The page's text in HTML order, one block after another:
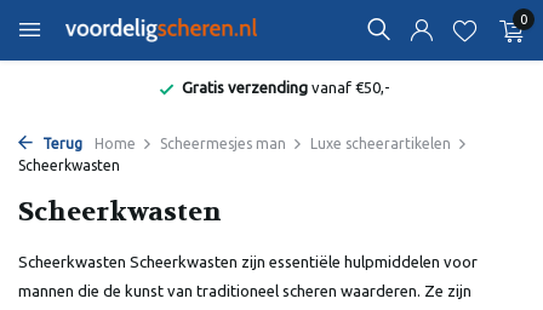
0
Gratis verzendingvanaf €50,-
Terug Home Scheermesjes man
Luxe scheerartikelen
Scheerkwasten
Scheerkwasten
Scheerkwasten Scheerkwasten zijn essentiële hulpmiddelen voor
mannen die de kunst van traditioneel scheren waarderen. Ze zijn